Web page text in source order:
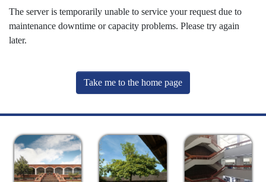
The server is temporarily unable to service your request due to
maintenance downtime or capacity problems. Please try again
later.
Take me to the home page